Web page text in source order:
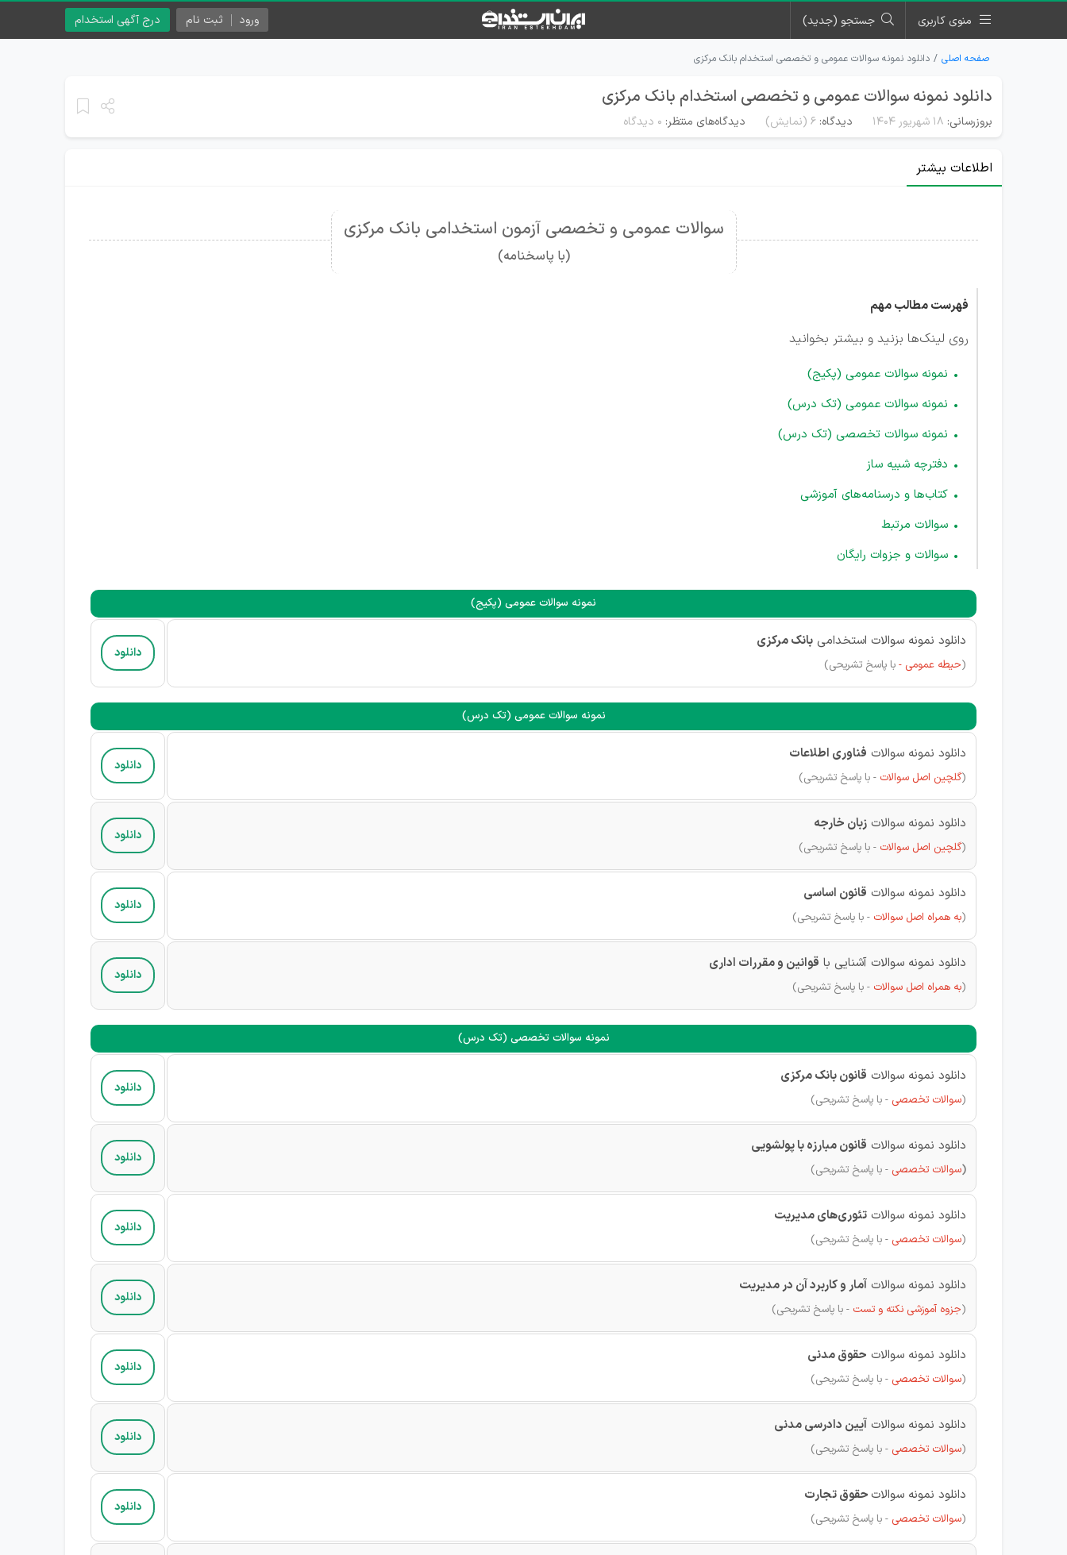
منوی کاربری جستجو (جدید) درج آگهی استخدام ورود ثبت نام
صفحه اصلی دانلود نمونه سوالات عمومی و تخصصی استخدام بانک مرکزی
دانلود نمونه سوالات عمومی و تخصصی استخدام بانک مرکزی
بروزرسانی: ۱۸ شهریور ۱۴۰۴ دیدگاه: 6 (نمایش) دیدگاه‌های منتظر: ۰ دیدگاه
اطلاعات بیشتر
سوالات عمومی و تخصصی آزمون استخدامی بانک مرکزی
(با پاسخنامه)
فهرست مطالب مهم
روی لینک‌ها بزنید و بیشتر بخوانید
نمونه سوالات عمومی (پکیج)
نمونه سوالات عمومی (تک درس)
نمونه سوالات تخصصی (تک درس)
دفترچه شبیه ساز
کتاب‌ها و درسنامه‌های آموزشی
سوالات مرتبط
سوالات و جزوات رایگان
نمونه سوالات عمومی (پکیج)
دانلود نمونه سوالات استخدامی بانک مرکزی
(حیطه عمومی - با پاسخ تشریحی)
دانلود
نمونه سوالات عمومی (تک درس)
دانلود نمونه سوالات فناوری اطلاعات
(گلچین اصل سوالات - با پاسخ تشریحی)
دانلود
دانلود نمونه سوالات زبان خارجه
(گلچین اصل سوالات - با پاسخ تشریحی)
دانلود
دانلود نمونه سوالات قانون اساسی
(به همراه اصل سوالات - با پاسخ تشریحی)
دانلود
دانلود نمونه سوالات آشنایی با قوانین و مقررات اداری
(به همراه اصل سوالات - با پاسخ تشریحی)
دانلود
نمونه سوالات تخصصی (تک درس)
دانلود نمونه سوالات قانون بانک مرکزی
(سوالات تخصصی - با پاسخ تشریحی)
دانلود
دانلود نمونه سوالات قانون مبارزه با پولشویی
(سوالات تخصصی - با پاسخ تشریحی)
دانلود
دانلود نمونه سوالات تئوری‌های مدیریت
(سوالات تخصصی - با پاسخ تشریحی)
دانلود
دانلود نمونه سوالات آمار و کاربرد آن در مدیریت
(جزوه آموزشی نکته و تست - با پاسخ تشریحی)
دانلود
دانلود نمونه سوالات حقوق مدنی
(سوالات تخصصی - با پاسخ تشریحی)
دانلود
دانلود نمونه سوالات آیین دادرسی مدنی
(سوالات تخصصی - با پاسخ تشریحی)
دانلود
دانلود نمونه سوالاتحقوق تجارت
(سوالات تخصصی - با پاسخ تشریحی)
دانلود